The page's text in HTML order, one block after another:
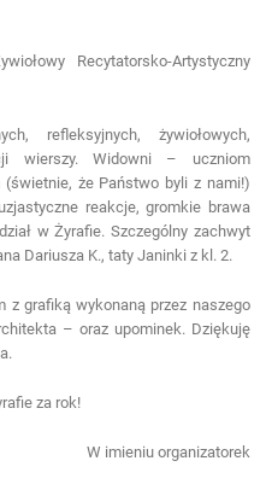
Recytatorsko-Artystyczny
refleksyjnych, żywiołowych,
wierszy. Widowni – uczniom
że Państwo byli z nami!)
reakcje, gromkie brawa
w Żyrafie. Szczególny zachwyt
Dariusza K., taty Janinki z kl. 2.
z grafiką wykonaną przez naszego
– oraz upominek. Dziękuję
za rok!
W imieniu organizatorek